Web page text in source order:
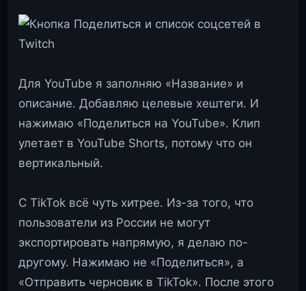
Для YouTube я заполняю «Название» и
описание. Добавляю целевые хештеги. И
нажимаю «Поделиться на YouTube». Клип
улетает в YouTube Shorts, потому что он
вертикальный.
С TikTok всё чуть хитрее. Из-за того, что
пользователи из России не могут
экспортировать напрямую, я делаю по-
другому. Нажимаю не «Поделиться», а
«Отправить черновик в TikTok». После этого